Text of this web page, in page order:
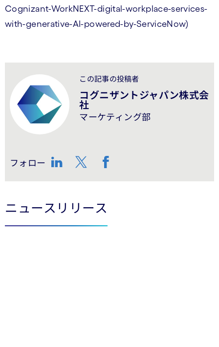
Cognizant-WorkNEXT-digital-workplace-services-
with-generative-AI-powered-by-ServiceNow)
この記事の投稿者
コグニザントジャパン株式会
社
マーケティング部
フォロー
ニュースリリース